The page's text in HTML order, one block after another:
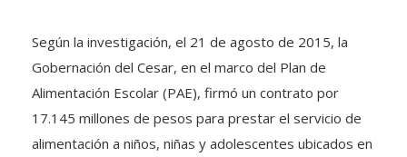
Según la investigación, el 21 de agosto de 2015, la
Gobernación del Cesar, en el marco del Plan de
Alimentación Escolar (PAE), firmó un contrato por
17.145 millones de pesos para prestar el servicio de
alimentación a niños, niñas y adolescentes ubicados en